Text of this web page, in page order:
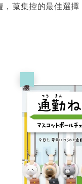
蒐集控的最佳選擇